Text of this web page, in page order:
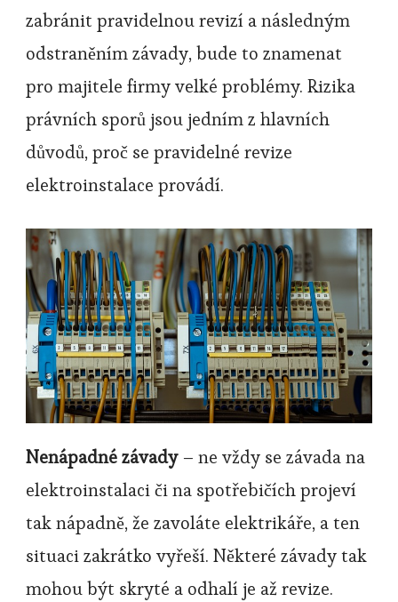
zabránit pravidelnou revizí a následným
odstraněním závady, bude to znamenat
pro majitele firmy velké problémy. Rizika
právních sporů jsou jedním z hlavních
důvodů, proč se pravidelné revize
elektroinstalace provádí.
Nenápadné závady – ne vždy se závada na
elektroinstalaci či na spotřebičích projeví
tak nápadně, že zavoláte elektrikáře, a ten
situaci zakrátko vyřeší. Některé závady tak
mohou být skryté a odhalí je až revize.